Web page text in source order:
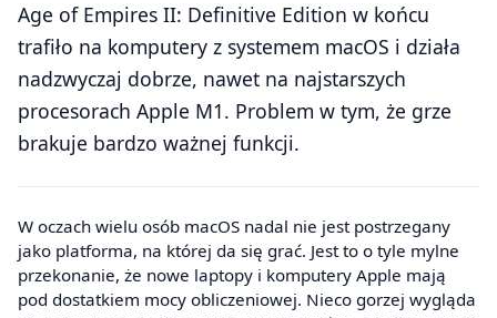
Age of Empires II: Definitive Edition w końcu
trafiło na komputery z systemem macOS i działa
nadzwyczaj dobrze, nawet na najstarszych
procesorach Apple M1. Problem w tym, że grze
brakuje bardzo ważnej funkcji.
W oczach wielu osób macOS nadal nie jest postrzegany
jako platforma, na której da się grać. Jest to o tyle mylne
przekonanie, że nowe laptopy i komputery Apple mają
pod dostatkiem mocy obliczeniowej. Nieco gorzej wygląda